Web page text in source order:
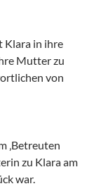
Klara in ihre
Mutter zu
von
‚Betreuten
zu Klara am
war.